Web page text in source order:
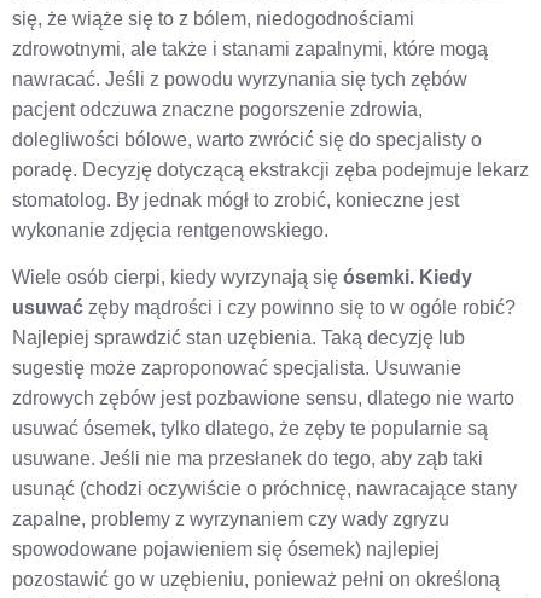
się, że wiąże się to z bólem, niedogodnościami
zdrowotnymi, ale także i stanami zapalnymi, które mogą
nawracać. Jeśli z powodu wyrzynania się tych zębów
pacjent odczuwa znaczne pogorszenie zdrowia,
dolegliwości bólowe, warto zwrócić się do specjalisty o
poradę. Decyzję dotyczącą ekstrakcji zęba podejmuje lekarz
stomatolog. By jednak mógł to zrobić, konieczne jest
wykonanie zdjęcia rentgenowskiego.
Wiele osób cierpi, kiedy wyrzynają się ósemki. Kiedy
usuwać zęby mądrości i czy powinno się to w ogóle robić?
Najlepiej sprawdzić stan uzębienia. Taką decyzję lub
sugestię może zaproponować specjalista. Usuwanie
zdrowych zębów jest pozbawione sensu, dlatego nie warto
usuwać ósemek, tylko dlatego, że zęby te popularnie są
usuwane. Jeśli nie ma przesłanek do tego, aby ząb taki
usunąć (chodzi oczywiście o próchnicę, nawracające stany
zapalne, problemy z wyrzynaniem czy wady zgryzu
spowodowane pojawieniem się ósemek) najlepiej
pozostawić go w uzębieniu, ponieważ pełni on określoną